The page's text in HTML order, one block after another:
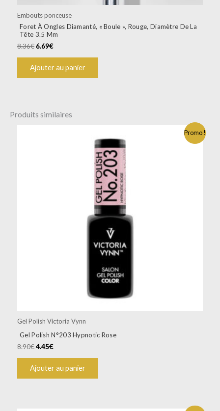
Embouts ponceuse
Foret À Ongles Diamanté, « Boule », Rouge, Diamètre De La
Tête 3.5 Mm
8.36€6.69€
Ajouter au panier
Produits similaires
Promo !
Gel Polish Victoria Vynn
Gel Polish N°203 Hypnotic Rose
8.90€4.45€
Ajouter au panier